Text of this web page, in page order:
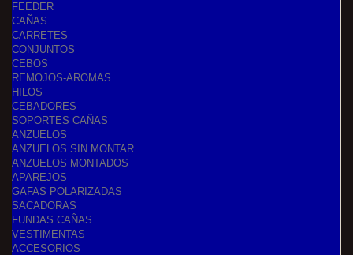
FEEDER
CAÑAS
CARRETES
CONJUNTOS
CEBOS
REMOJOS-AROMAS
HILOS
CEBADORES
SOPORTES CAÑAS
ANZUELOS
ANZUELOS SIN MONTAR
ANZUELOS MONTADOS
APAREJOS
GAFAS POLARIZADAS
SACADORAS
FUNDAS CAÑAS
VESTIMENTAS
ACCESORIOS